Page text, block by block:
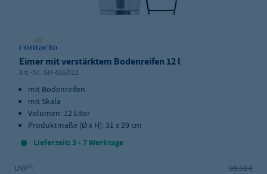
Eimer mit verstärktem Bodenreifen 12 l
Art.-Nr.: GH-416/012
mit Bodenreifen
mit Skala
Volumen: 12 Liter
Produktmaße (Ø x H): 31 x 29 cm
Lieferzeit: 3 - 7 Werktage
UVP²:
98,50 €